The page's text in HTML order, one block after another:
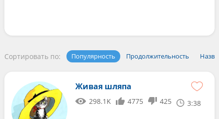
Сортировать по: Популярность Продолжительность
Живая шляпа
298.1K 4775 425 3:38